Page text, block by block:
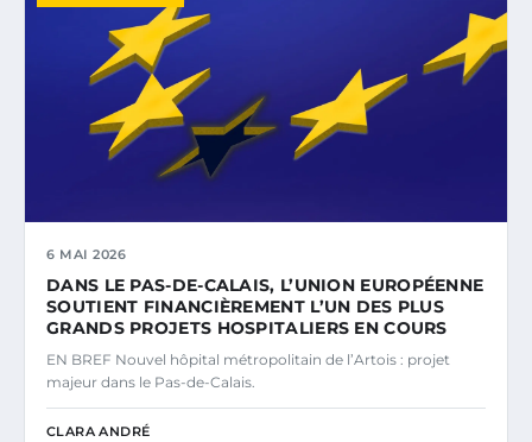
6 MAI 2026
DANS LE PAS-DE-CALAIS, L’UNION EUROPÉENNE
SOUTIENT FINANCIÈREMENT L’UN DES PLUS
GRANDS PROJETS HOSPITALIERS EN COURS
EN BREF Nouvel hôpital métropolitain de l’Artois : projet
majeur dans le Pas-de-Calais.
CLARA ANDRÉ